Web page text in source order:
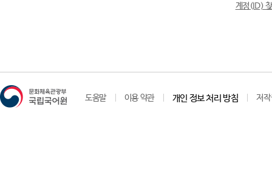
계정(ID)
도움말 이용 약관 개인 정보 처리 방침 저